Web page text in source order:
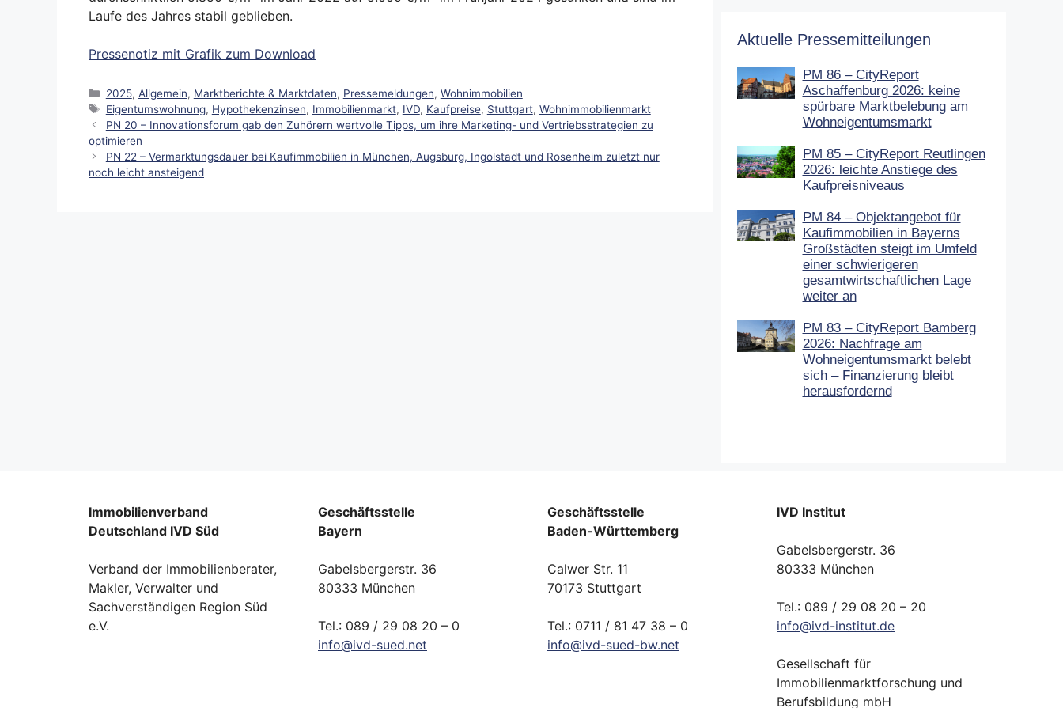
Laufe des Jahres stabil geblieben.
Pressenotiz mit Grafik zum Download
Kategorien
2025, Allgemein, Marktberichte & Marktdaten, Pressemeldungen, Wohnimmobilien
Schlagwörter
Eigentumswohnung, Hypothekenzinsen, Immobilienmarkt, IVD, Kaufpreise, Stuttgart, Wohnimmobilienmarkt
PN 20 – Innovationsforum gab den Zuhörern wertvolle Tipps, um ihre Marketing- und Vertriebsstrategien zu
optimieren
PN 22 – Vermarktungsdauer bei Kaufimmobilien in München, Augsburg, Ingolstadt und Rosenheim zuletzt nur
noch leicht ansteigend
Aktuelle Pressemitteilungen
PM 86 – CityReport
Aschaffenburg 2026: keine
spürbare Marktbelebung am
Wohneigentumsmarkt
PM 85 – CityReport Reutlingen
2026: leichte Anstiege des
Kaufpreisniveaus
PM 84 – Objektangebot für
Kaufimmobilien in Bayerns
Großstädten steigt im Umfeld
einer schwierigeren
gesamtwirtschaftlichen Lage
weiter an
PM 83 – CityReport Bamberg
2026: Nachfrage am
Wohneigentumsmarkt belebt
sich – Finanzierung bleibt
herausfordernd
Immobilienverband
Deutschland IVD Süd
Verband der Immobilienberater,
Makler, Verwalter und
Sachverständigen Region Süd
e.V.
Geschäftsstelle
Bayern
Gabelsbergerstr. 36
80333 München
Tel.: 089 / 29 08 20 – 0
info@ivd-sued.net
Geschäftsstelle
Baden-Württemberg
Calwer Str. 11
70173 Stuttgart
Tel.: 0711 / 81 47 38 – 0
info@ivd-sued-bw.net
IVD Institut
Gabelsbergerstr. 36
80333 München
Tel.: 089 / 29 08 20 – 20
info@ivd-institut.de
Gesellschaft für
Immobilienmarktforschung und
Berufsbildung mbH